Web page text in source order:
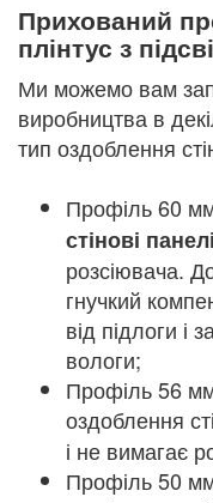
Прихований
плінтус з
Ми можемо вам
виробництва в
тип оздоблення
Профіль 60
стінові панелі
розсіювача.
гнучкий
від підлоги і
вологи;
Профіль 56
оздоблення
і не вимагає
Профіль 50